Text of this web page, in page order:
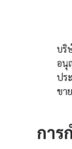
บริ
อนุ
ปร
ขา
การ